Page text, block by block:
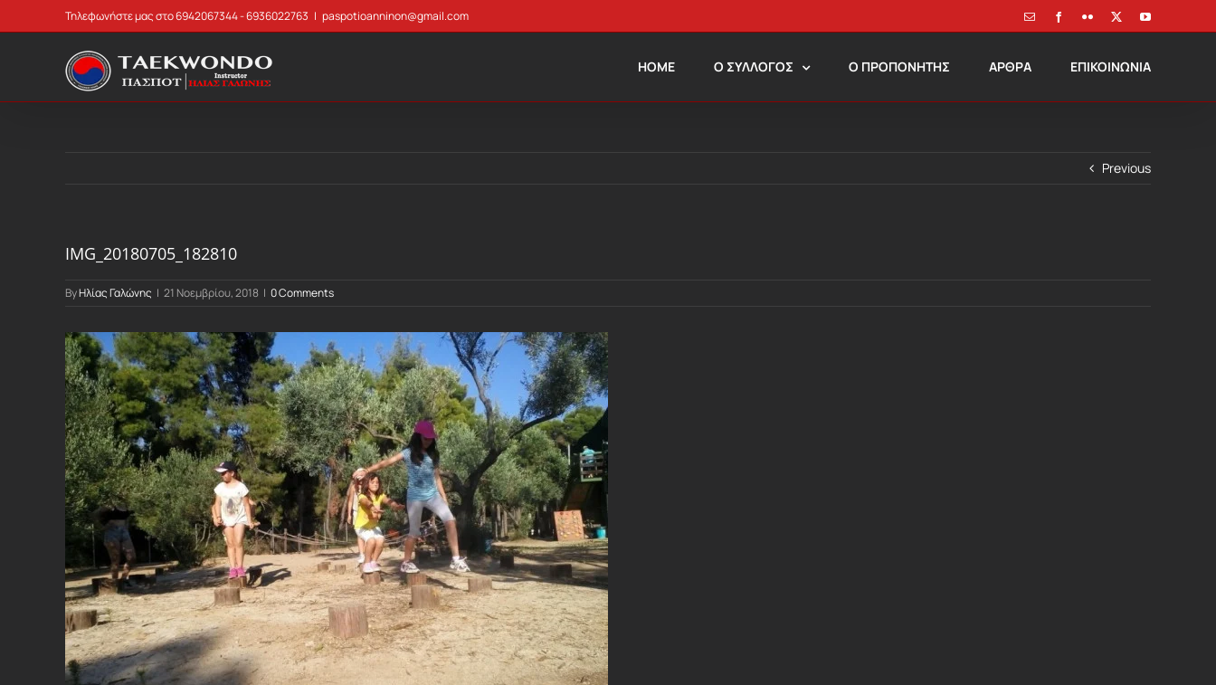
to
Τηλεφωνήστε μας στο 6942067344 - 6936022763 | paspotioanninon@gmail.com Email FacebookFlickr YouTube
HOME Ο ΣΥΛΛΟΓΟΣ Ο ΠΡΟΠΟΝΗΤΗΣ ΑΡΘΡΑ ΕΠΙΚΟΙΝΩΝΙΑ
Previous
IMG_20180705_182810
ByΗλίας Γαλώνης | 21 Νοεμβρίου, 2018 | 0 Comments